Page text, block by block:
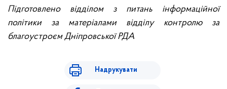
Підготовлено відділом з питань інформаційної
політики за матеріалами відділу контролю за
благоустроєм Дніпровської РДА
Надрукувати